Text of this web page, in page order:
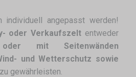
individuell angepasst werden!
oder Verkaufszelt entweder
mit Seitenwänden
und Wetterschutz sowie
zu gewährleisten.